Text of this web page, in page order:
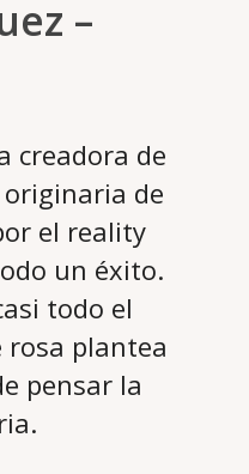
–
creadora de
de
el reality
un éxito.
todo el
rosa plantea
pensar la